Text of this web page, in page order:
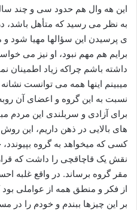
این هه وال هم حدود سی و چند
به نظر می رسید که متأهل باشد،
ی پرسیدن این سؤالها مهیا شود
برایم هم مهم نبود، او نیز می
داشته باشم چراکه زیاد اطمینان
میبینم اینها همه می توانست
نسبت به این گروه و اعضای آن
برای آزادی و سربلندی این مردم
های بالایی در ذهن داریم، این
کسی که میخواهد به گروه بپیوندد،
نقش یک قاچاقچی را داشت که
مقر گروه برساند. در واقع غلبه
از فکر و منطق همه از عواملی
بر این چیزها ببندم و خودم را در